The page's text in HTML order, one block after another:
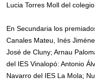
Lucia Torres Moll del
En Secundaria los
Canales Mateu, Inés
José de Cluny; Arnau
del IES Vinalopó: Antonio
Navarro del IES La Mola;